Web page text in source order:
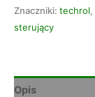
Znaczniki: techrol,
sterujący
Opis